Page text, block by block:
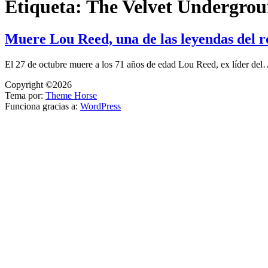
Etiqueta: The Velvet
Muere Lou Reed, una de las leyendas del
El 27 de octubre muere a los 71 años de edad Lou Reed, ex líder
Copyright ©2026
Tema por: Theme Horse
Funciona gracias a: WordPress